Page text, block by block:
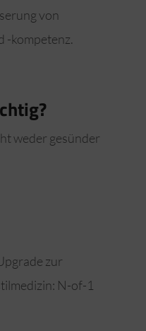
von
-kompetenz.
weder gesünder
zur
N-of-1